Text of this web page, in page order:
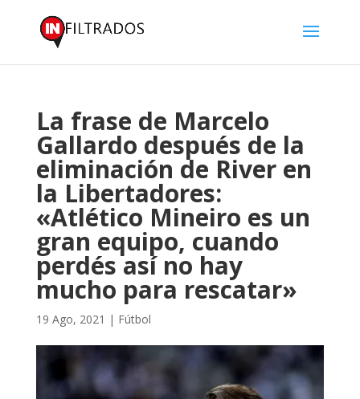
La frase de Marcelo
Gallardo después de la
eliminación de River en
la Libertadores:
«Atlético Mineiro es un
gran equipo, cuando
perdés así no hay
mucho para rescatar»
19 Ago, 2021 | Fútbol